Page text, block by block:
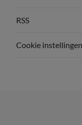
RSS
Cookie instellingen